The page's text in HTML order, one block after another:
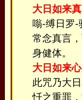
大日如来
嗡-缚日罗-
常念真言
身健体。
大日如来
此咒乃大
忏之重罪